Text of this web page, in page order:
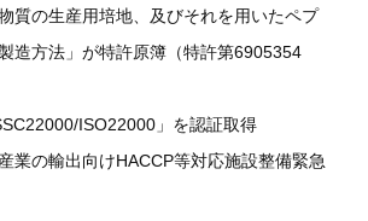
質の生産用培地、及びそれを用いたペプ
造方法」が特許原簿（特許第6905354
ISO22000」を認証取得
業の輸出向けHACCP等対応施設整備緊急